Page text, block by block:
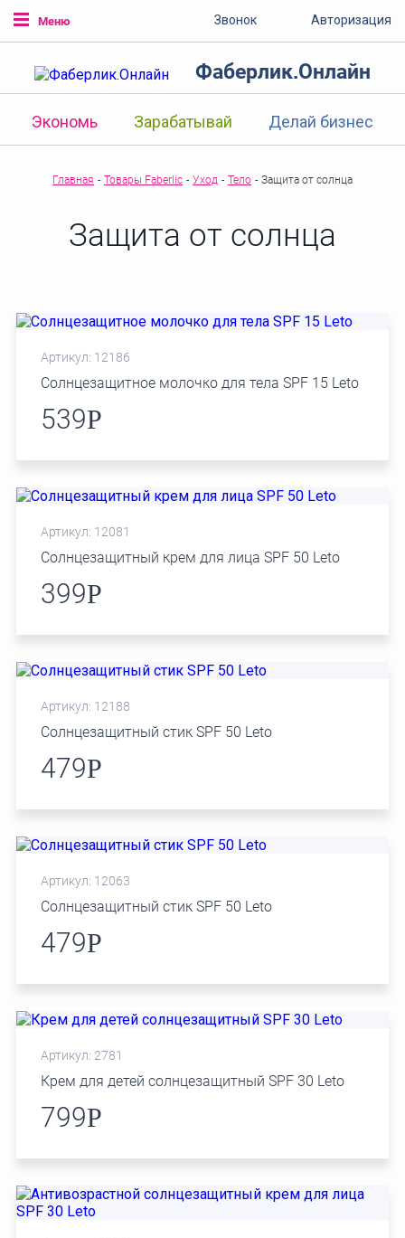
Меню Звонок Авторизация
Фаберлик.Онлайн
Экономь Зарабатывай Делай бизнес
Главная - Товары Faberlic - Уход - Тело - Защита от солнца
Защита от солнца
Артикул: 12186
Солнцезащитное молочко для тела SPF 15 Leto
539Р
Артикул: 12081
Солнцезащитный крем для лица SPF 50 Leto
399Р
Артикул: 12188
Солнцезащитный стик SPF 50 Leto
479Р
Артикул: 12063
Солнцезащитный стик SPF 50 Leto
479Р
Артикул: 2781
Крем для детей солнцезащитный SPF 30 Leto
799Р